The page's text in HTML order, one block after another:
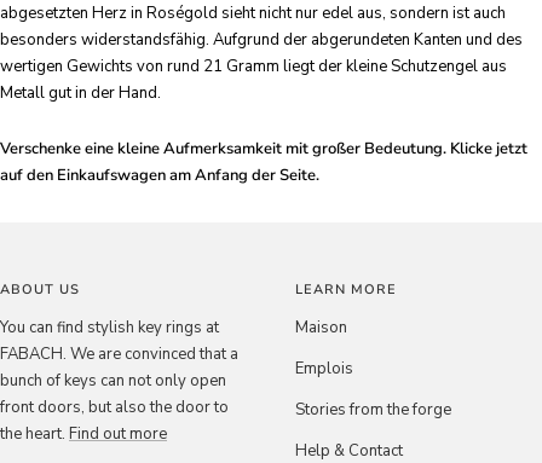
abgesetzten Herz in Roségold sieht nicht nur edel aus, sondern ist auch
besonders widerstandsfähig. Aufgrund der abgerundeten Kanten und des
wertigen Gewichts von rund 21 Gramm liegt der kleine Schutzengel aus
Metall gut in der Hand.
Verschenke eine kleine Aufmerksamkeit mit großer Bedeutung. Klicke jetzt
auf den Einkaufswagen am Anfang der Seite.
ABOUT US
You can find stylish key rings at
FABACH. We are convinced that a
bunch of keys can not only open
front doors, but also the door to
the heart. Find out more
LEARN MORE
Maison
Emplois
Stories from the forge
Help & Contact